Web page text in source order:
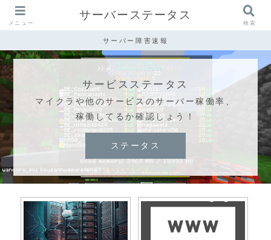
サーバー障害速報
サービスステータス
マイクラや他のサービスのサーバー稼働率、
稼働してるか確認しょう！
ステータス
メニュー
サーバーステータス
検索